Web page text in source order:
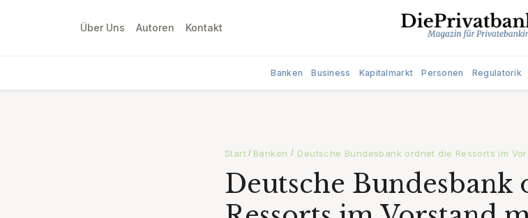
Über Uns Autoren Kontakt
Banken Business Kapitalmarkt Personen Regulatorik
Start / Banken / Deutsche Bundesbank ordnet die Ressorts im
Deutsche Bundesbank